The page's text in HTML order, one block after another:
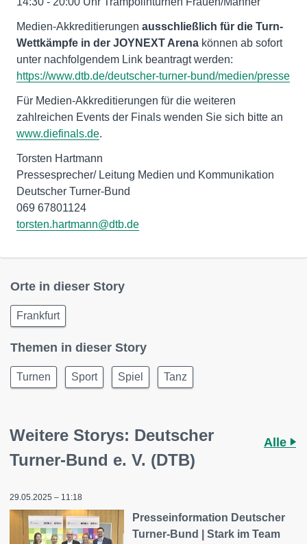
Medien-Akkreditierungen ausschließlich für die Turn-
Wettkämpfe in der JOYNEXT Arena können ab sofort
unter nachfolgendem Link beantragt werden:
https://www.dtb.de/deutscher-turner-bund/medien/presse
Für Medien-Akkreditierungen für die weiteren
zahlreichen Events der Finals wenden Sie sich bitte an
www.diefinals.de.
Torsten Hartmann
Pressesprecher/ Leitung Medien und Kommunikation
Deutscher Turner-Bund
torsten.hartmann@dtb.de
Orte in dieser Story
Frankfurt
Themen in dieser Story
Turnen Sport Spiel Tanz
Weitere Storys: Deutscher
Turner-Bund e. V. (DTB)
Alle
29.05.2025 – 11:18
Presseinformation Deutscher
Turner-Bund | Stark im Team